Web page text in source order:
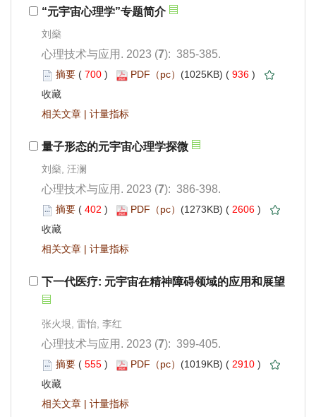
): 385-385.
700 ) 936 )
|
): 386-398.
402 ) 2606 )
|
): 399-405.
555 ) 2910 )
|